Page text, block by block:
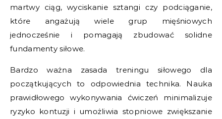
martwy ciąg, wyciskanie sztangi czy podciąganie,
które angażują wiele grup mięśniowych
jednocześnie i pomagają zbudować solidne
fundamenty siłowe.
Bardzo ważna zasada treningu siłowego dla
początkujących to odpowiednia technika. Nauka
prawidłowego wykonywania ćwiczeń minimalizuje
ryzyko kontuzji i umożliwia stopniowe zwiększanie